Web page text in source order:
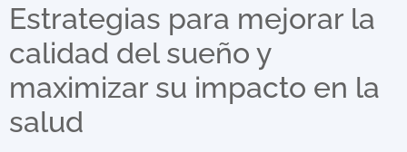
Estrategias para mejorar la
calidad del sueño y
maximizar su impacto en la
salud